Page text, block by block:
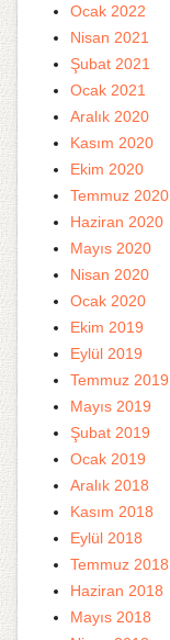
Ocak 2022
Nisan 2021
Şubat 2021
Ocak 2021
Aralık 2020
Kasım 2020
Ekim 2020
Temmuz 2020
Haziran 2020
Mayıs 2020
Nisan 2020
Ocak 2020
Ekim 2019
Eylül 2019
Temmuz 2019
Mayıs 2019
Şubat 2019
Ocak 2019
Aralık 2018
Kasım 2018
Eylül 2018
Temmuz 2018
Haziran 2018
Mayıs 2018